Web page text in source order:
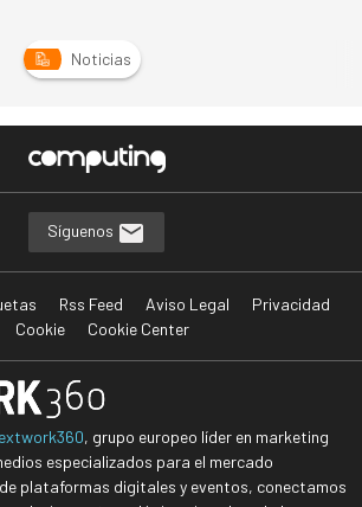
Noticias
Síguenos
Rss Feed Aviso Legal
Privacidad
Cookie
Cookie Center
, grupo europeo líder en marketing
especializados para el mercado
plataformas digitales y eventos, conectamos